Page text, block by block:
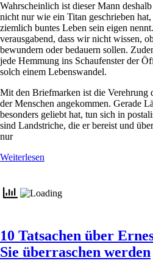
Wahrscheinlich ist dieser Mann
nicht nur wie ein Titan geschrieben
ziemlich buntes Leben sein eigen
verausgabend, dass wir nicht wissen,
bewundern oder bedauern sollen.
jede Hemmung ins Schaufenster der
solch einem Lebenswandel.
Mit den Briefmarken ist die Verehrung
der Menschen angekommen. Gerade
besonders geliebt hat, tun sich in
sind Landstriche, die er bereist und
nur
Weiterlesen
10 Tatsachen über
Sie überraschen werden